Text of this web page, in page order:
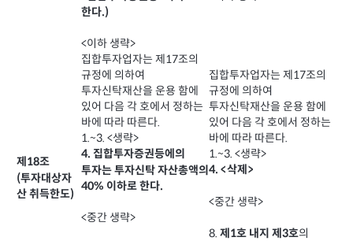
한다.)
<이하 생략>
제18조
(투자대상자
산 취득한도)
집합투자업자는 제17조의
규정에 의하여
투자신탁재산을 운용 함에
있어 다음 각 호에서 정하는
바에 따라 따른다.
1.~3. <생략>
4. 집합투자증권등에의
투자는 투자신탁 자산총액의
40% 이하로 한다.
<중간 생략>
집합투자업자는 제17조의
규정에 의하여
투자신탁재산을 운용 함에
있어 다음 각 호에서 정하는
바에 따라 따른다.
1.~3. <생략>
4. <삭제>
<중간 생략>
8. 제1호 내지 제3호의